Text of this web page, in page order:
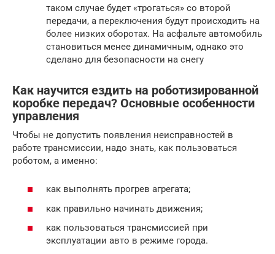
таком случае будет «трогаться» со второй
передачи, а переключения будут происходить на
более низких оборотах. На асфальте автомобиль
становиться менее динамичным, однако это
сделано для безопасности на снегу
Как научится ездить на роботизированной
коробке передач? Основные особенности
управления
Чтобы не допустить появления неисправностей в
работе трансмиссии, надо знать, как пользоваться
роботом, а именно:
как выполнять прогрев агрегата;
как правильно начинать движения;
как пользоваться трансмиссией при
эксплуатации авто в режиме города.